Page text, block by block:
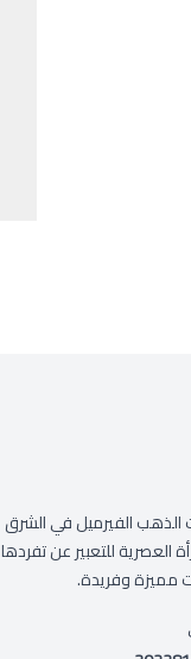
الذهب الفيرميل في الشرق
تُلهم المرأة العصرية للتعبير عن تفردها
مميزة وفريدة.